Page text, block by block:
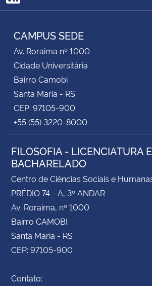
RSS
CAMPUS SEDE
Av. Roraima nº 1000
Cidade Universitária
Bairro Camobi
Santa Maria - RS
CEP: 97105-900
+55 (55) 3220-8000
FILOSOFIA - LICENCIATURA E
BACHARELADO
Centro de Ciências Sociais e
PRÉDIO 74 - A, 3º ANDAR
Av. Roraima, nº 1000
Bairro CAMOBI
Santa Maria - RS
CEP: 97105-900
Contato: